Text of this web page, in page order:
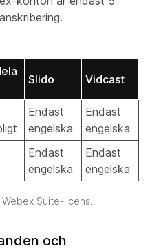
Slido Vidcast
Endast
engelska
Endast
engelska
Endast
engelska
Endast
engelska
Suite-licens.
och